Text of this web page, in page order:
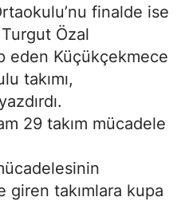
finalde ise
Özal
eden Küçükçekmece
takımı,
29 takım mücadele
giren takımlara kupa